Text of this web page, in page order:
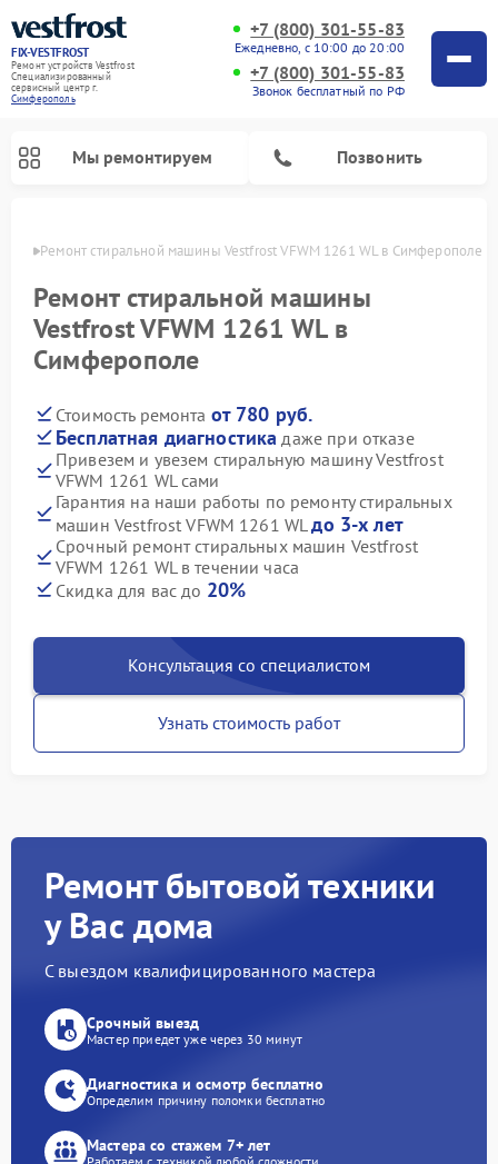
FIX-VESTFROST
Ремонт устройств Vestfrost
Специализированный
cервисный центр г.
Симферополь
+7 (800) 301-55-83
Ежедневно, с 10:00 до 20:00
+7 (800) 301-55-83
Звонок бесплатный по РФ
Мы ремонтируем Позвонить
Ремонт стиральной машины Vestfrost VFWM 1261 WL в Симферополе
Ремонт стиральной машины
Vestfrost VFWM 1261 WL в
Симферополе
Стоимость ремонта от 780 руб.
Бесплатная диагностика даже при отказе
Привезем и увезем стиральную машину Vestfrost
VFWM 1261 WL сами
Гарантия на наши работы по ремонту стиральных
машин Vestfrost VFWM 1261 WLдо 3-х лет
Срочный ремонт стиральных машин Vestfrost
VFWM 1261 WL в течении часа
Скидка для вас до 20%
Консультация со специалистом
Узнать стоимость работ
Ремонт бытовой техники
у Вас дома
С выездом квалифицированного мастера
Срочный выезд
Мастер приедет уже через 30 минут
Диагностика и осмотр бесплатно
Определим причину поломки бесплатно
Мастера со стажем 7+ лет